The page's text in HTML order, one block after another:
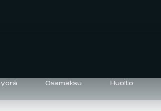
Osamaksu Huolto